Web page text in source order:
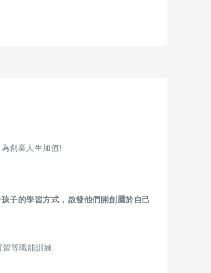
創業人生加值!
子的學習方式，啟發他們開創屬於自己
等職能訓練